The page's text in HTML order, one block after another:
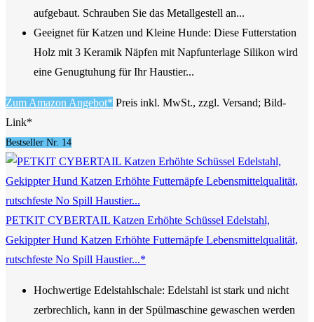
aufgebaut. Schrauben Sie das Metallgestell an...
Geeignet für Katzen und Kleine Hunde: Diese Futterstation
Holz mit 3 Keramik Näpfen mit Napfunterlage Silikon wird
eine Genugtuhung für Ihr Haustier...
Zum Amazon Angebot* Preis inkl. MwSt., zzgl. Versand; Bild-
Link*
Bestseller Nr. 14
PETKIT CYBERTAIL Katzen Erhöhte Schüssel Edelstahl,
Gekippter Hund Katzen Erhöhte Futternäpfe Lebensmittelqualität,
rutschfeste No Spill Haustier...*
Hochwertige Edelstahlschale: Edelstahl ist stark und nicht
zerbrechlich, kann in der Spülmaschine gewaschen werden